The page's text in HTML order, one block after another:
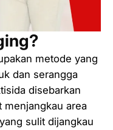
metode yang
dan serangga
disebarkan
menjangkau area
sulit dijangkau